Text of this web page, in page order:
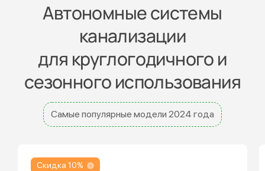
Автономные системы
канализации
для круглогодичного и
сезонного использования
Самые популярные модели 2024 года
Скидка 10%